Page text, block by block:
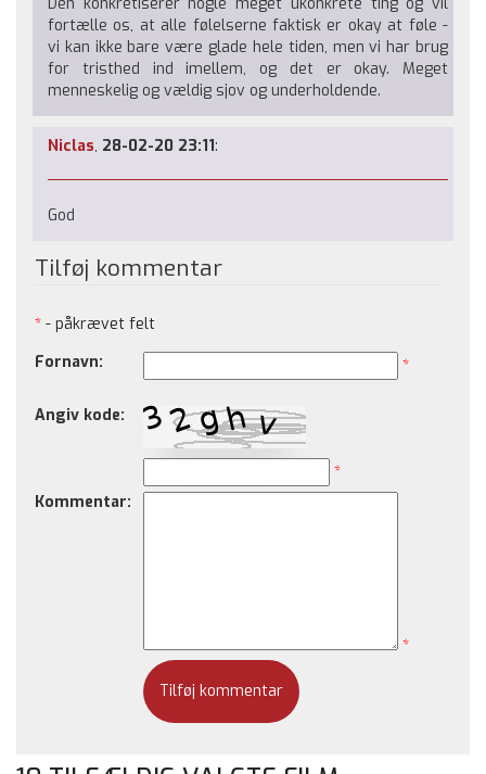
fortælle os, at alle følelserne faktisk er okay at føle -
vi kan ikke bare være glade hele tiden, men vi har brug
for tristhed ind imellem, og det er okay. Meget
menneskelig og vældig sjov og underholdende.
Niclas, 28-02-20 23:11:
God
Tilføj kommentar
* - påkrævet felt
Fornavn:
*
Angiv kode:
*
Kommentar:
*